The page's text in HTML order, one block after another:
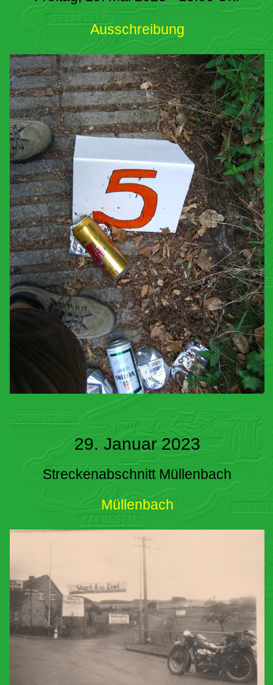
Ausschreibung
29. Januar 2023
Streckenabschnitt Müllenbach
Müllenbach